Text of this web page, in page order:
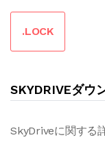
.LOCK
SKYDRIVEダウ
SkyDriveに関する